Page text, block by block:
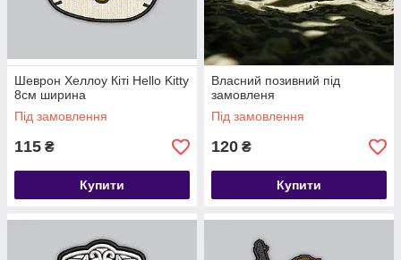
Шеврон Хеллоу Кіті Hello Kitty
8см ширина
Під замовлення
115 ₴
Купити
Власний позивний під
замовленя
Під замовлення
120 ₴
Купити